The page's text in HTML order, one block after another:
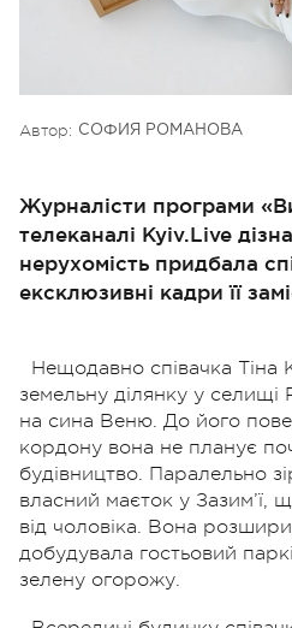
Автор: СОФИЯ РОМАНОВА
Журналісти програми
телеканалі Kyiv.Live
нерухомість придбала
ексклюзивні кадри її
Нещодавно співачка Тіна
земельну ділянку у
на сина Веню. До його
кордону вона не планує
будівництво. Паралельно
власний маєток у Зазим’ї,
від чоловіка. Вона
добудувала гостьовий
зелену огорожу.